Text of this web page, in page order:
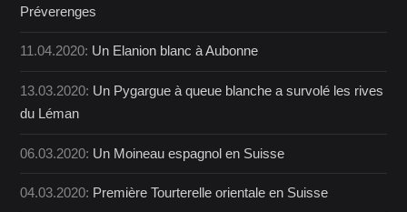
Préverenges
11.04.2020: Un Elanion blanc à Aubonne
13.03.2020: Un Pygargue à queue blanche a survolé les rives
du Léman
06.03.2020: Un Moineau espagnol en Suisse
04.03.2020: Première Tourterelle orientale en Suisse